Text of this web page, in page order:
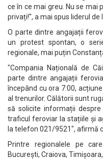
ce în ce mai greu. Nu se mai
privați!'', a mai spus liderul de
O parte dintre angajații
un protest spontan, o
regionale, mai puțin
"Compania Națională de
parte dintre angajații
începând cu ora 7:00,
al trenurilor. Călătorii sunt
să solicite informații
traficul feroviar la stațiile și
la telefon 021/9521", afirmă
Printre regionalele pe
București, Craiova, Timișoara,